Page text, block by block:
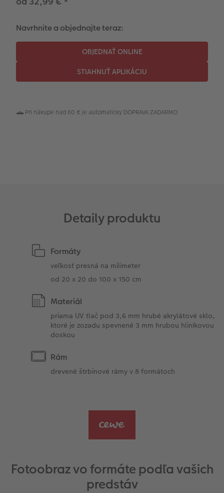
Novinky
CEWE myPhotos
Novinky
Navrhnite a objednajte teraz:
🛻 Pri nákupe nad 60 € je automaticky DOPRAVA ZADARMO
Detaily produktu
Formáty
veľkosť presná na milimeter
od 20 x 20 do 100 x 150 cm
Materiál
priama UV tlač pod 3,6 mm hrubé akrylátové sklo,
ktoré je zozadu spevnené 3 mm hrubou hliníkovou
doskou
Rám
drevené štrbinové rámy v 8 formátoch
Fotoobraz vo formáte podľa vašich
predstáv